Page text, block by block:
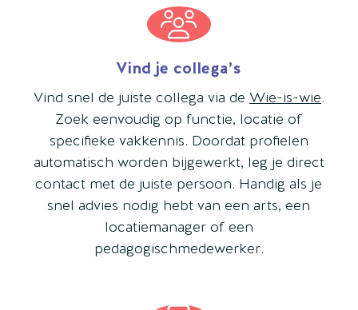
Vind je collega’s
Vind snel de juiste collega via de Wie-is-wie.
Zoek eenvoudig op functie, locatie of
specifieke vakkennis. Doordat profielen
automatisch worden bijgewerkt, leg je direct
contact met de juiste persoon. Handig als je
snel advies nodig hebt van een arts, een
locatiemanager of een
pedagogischmedewerker.